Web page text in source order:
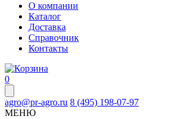
О компании
Каталог
Доставка
Справочник
Контакты
0
agro@pr-agro.ru 8 (495) 198-07-97
МЕНЮ